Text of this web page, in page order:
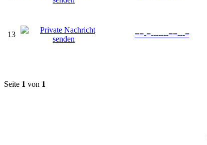
13 ==-=-------==---=
Seite 1 von 1